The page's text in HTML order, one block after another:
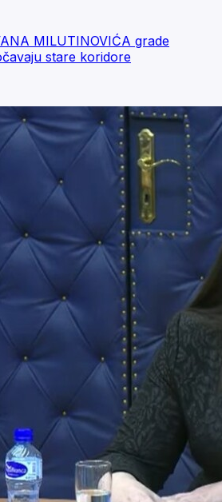
MILUTINOVIĆA grade
stare koridore